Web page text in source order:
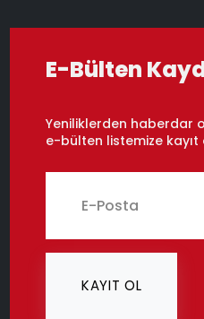
E-Bülten
Yeniliklerden haberdar
e-bülten listemize kayıt
KAYIT OL